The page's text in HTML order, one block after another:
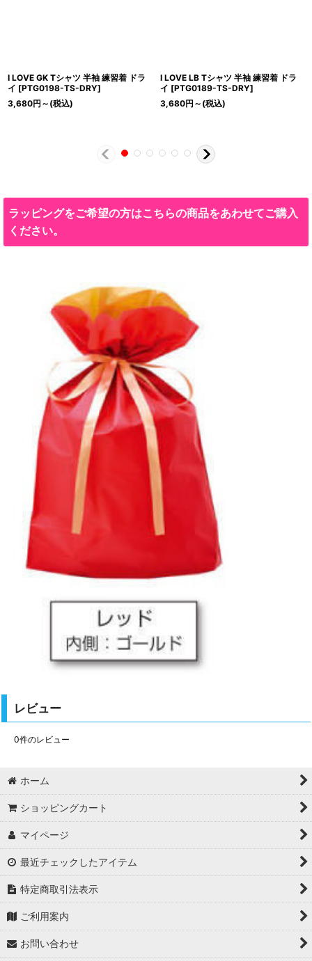
I LOVE GK Tシャツ 半袖 練習着 ドラ
イ [PTG0198-TS-DRY]
3,680円 ～ (税込)
I LOVE LB Tシャツ 半袖 練習着 ドラ
イ [PTG0189-TS-DRY]
3,680円 ～ (税込)
ラッピングをご希望の方はこちらの商品をあわせてご購入
ください。
レビュー
0件のレビュー
ホーム
ショッピングカート
マイページ
最近チェックしたアイテム
特定商取引法表示
ご利用案内
お問い合わせ